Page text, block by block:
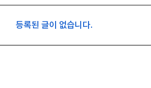
등록된 글이 없습니다.